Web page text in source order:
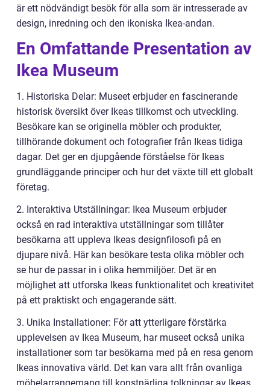
är ett nödvändigt besök för alla som är intresserade av
design, inredning och den ikoniska Ikea-andan.
En Omfattande Presentation av
Ikea Museum
1. Historiska Delar: Museet erbjuder en fascinerande
historisk översikt över Ikeas tillkomst och utveckling.
Besökare kan se originella möbler och produkter,
tillhörande dokument och fotografier från Ikeas tidiga
dagar. Det ger en djupgående förståelse för Ikeas
grundläggande principer och hur det växte till ett globalt
företag.
2. Interaktiva Utställningar: Ikea Museum erbjuder
också en rad interaktiva utställningar som tillåter
besökarna att uppleva Ikeas designfilosofi på en
djupare nivå. Här kan besökare testa olika möbler och
se hur de passar in i olika hemmiljöer. Det är en
möjlighet att utforska Ikeas funktionalitet och kreativitet
på ett praktiskt och engagerande sätt.
3. Unika Installationer: För att ytterligare förstärka
upplevelsen av Ikea Museum, har museet också unika
installationer som tar besökarna med på en resa genom
Ikeas innovativa värld. Det kan vara allt från ovanliga